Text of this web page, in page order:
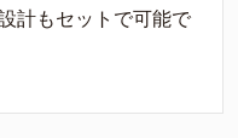
計もセットで可能で